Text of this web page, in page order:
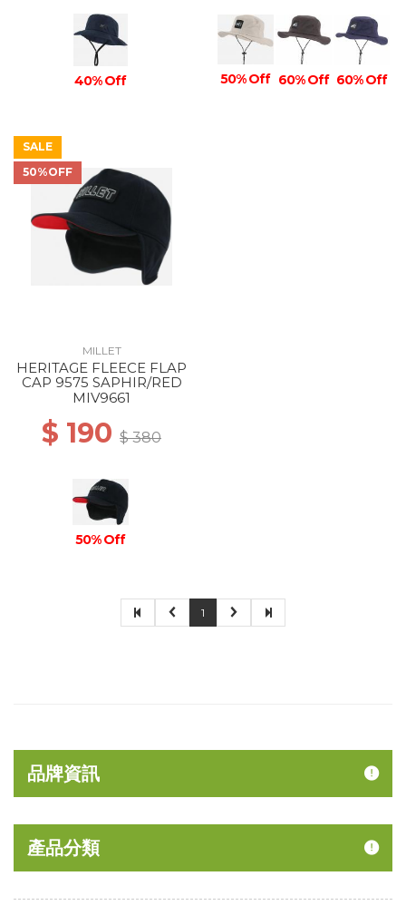
40% Off 50% Off 60% Off 60% Off
SALE
50%OFF
MILLET
HERITAGE FLEECE FLAP
CAP 9575 SAPHIR/RED
MIV9661
$ 190 $ 380
50% Off
1
品牌資訊
產品分類